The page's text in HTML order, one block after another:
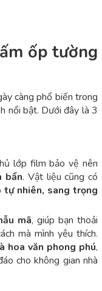
ốp tường
càng phổ biến trong
nổi bật. Dưới đây là 3
lớp film bảo vệ nên
bẩn. Vật liệu cũng có
tự nhiên, sang trọng
mã, giúp bạn thoải
mà mình yêu thích.
hoa văn phong phú,
cho không gian nhà